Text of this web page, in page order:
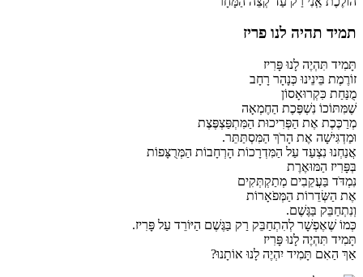
תמיד תהיה לנו פריז
תָּמִיד תִּהְיֶה לָנוּ פָּרִיז
זוֹרֶמֶת בֵּינֵינוּ כְּנָהָר רָחָב
מֻנַּחַת כִּקְרוּאָסוֹן
שֶׁמִּתּוֹכוֹ נִשְׁפֶּכֶת הַחֶמְאָה
מְרַכֶּכֶת אֶת הַפְּרִיכוּת הַמִּתְפַּצְפֶּצֶת
וּמַדְגִּישָׁה אֶת הָרֹךְ הַמִּסְתַּתֵּר.
אֲנַחְנוּ נִצְעַד עַל הַמִּדְרָכוֹת הָרְחָבוֹת הַמְּרֻצָּפוֹת
בְּפָּרִיז הַמּוּאֶרֶת
נִמְדֹּד בַּעֲקֵבִים מְתַקְתְּקִים
אֶת הַשְּׂדֵרוֹת הַמְּפֹאָרוֹת
וְנִתְחַבֵּק בַּגֶּשֶׁם.
כְּמוֹ שֶׁאֶפְשָׁר לְהִתְחַבֵּק רַק בַּגֶּשֶׁם הַיּוֹרֵד עַל פָּרִיז.
תָּמִיד תִּהְיֶה לָנוּ פָּרִיז
אַךְ הַאִם תָּמִיד יִהְיֶה לָנוּ אוֹתָנוּ?